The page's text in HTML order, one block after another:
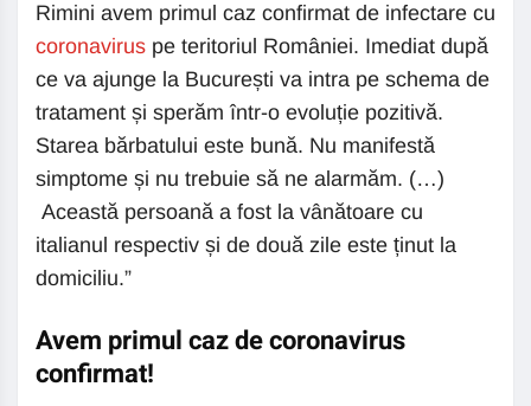
Rimini avem primul caz confirmat de infectare cu
coronavirus pe teritoriul României. Imediat după
ce va ajunge la București va intra pe schema de
tratament și sperăm într-o evoluție pozitivă.
Starea bărbatului este bună. Nu manifestă
simptome și nu trebuie să ne alarmăm. (…)
Această persoană a fost la vânătoare cu
italianul respectiv și de două zile este ținut la
domiciliu.”
Avem primul caz de coronavirus
confirmat!